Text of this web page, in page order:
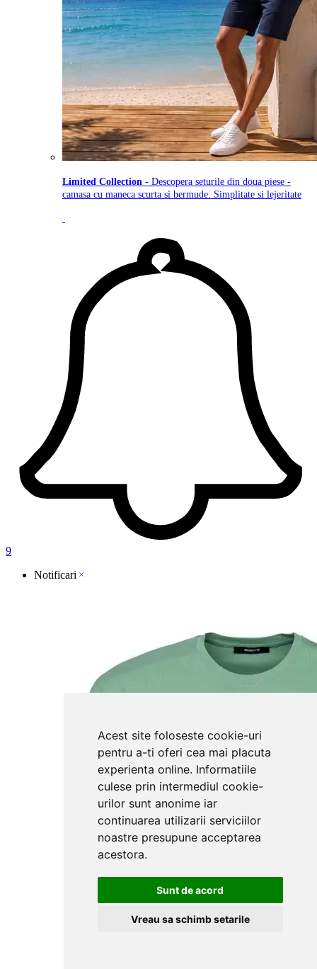
Acest site foloseste cookie-uri
pentru a-ti oferi cea mai placuta
experienta online. Informatiile
culese prin intermediul cookie-
urilor sunt anonime iar
continuarea utilizarii serviciilor
noastre presupune acceptarea
acestora.
Sunt de acord
Vreau sa schimb setarile
Limited Collection - Descopera seturile din doua piese -
camasa cu maneca scurta si bermude. Simplitate si lejeritate
9
Notificari